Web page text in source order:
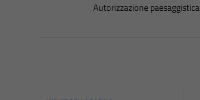
Autorizzazione paesaggistica